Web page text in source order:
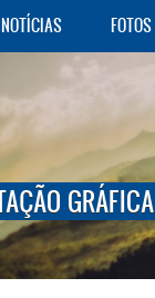
NOTÍCIAS FOTOS
GRÁFICA